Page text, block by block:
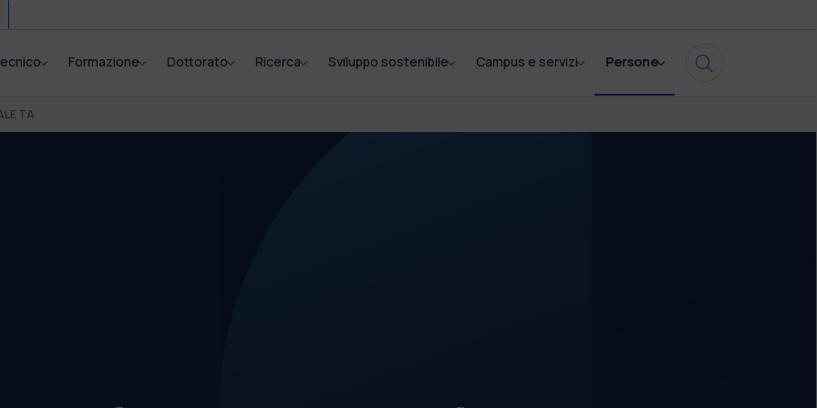
Formazione Dottorato Ricerca Sviluppo sostenibile Campus e servizi Persone
TA